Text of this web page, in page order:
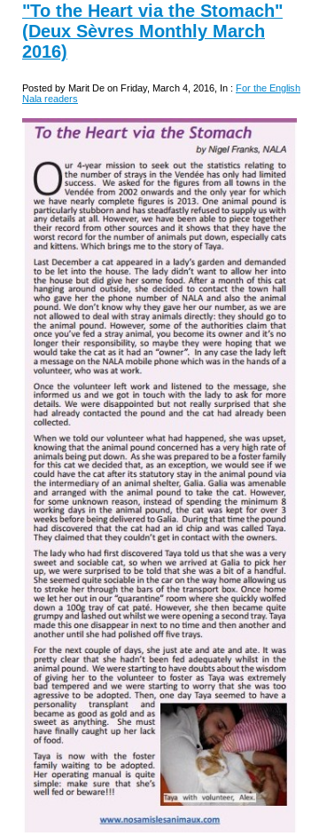
"To the Heart via the Stomach"
(Deux Sèvres Monthly March
2016)
Posted by Marit De on Friday, March 4, 2016, In : For the English
Nala readers